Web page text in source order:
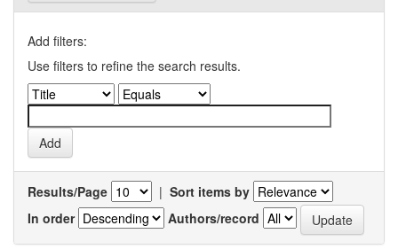
Add filters:
Use filters to refine the search results.
Results/Page | Sort items by
In order
Authors/record